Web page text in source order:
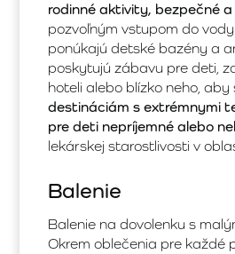
rodinné aktivity, bezpečné
pozvoľným vstupom do
ponúkajú detské bazény a
poskytujú zábavu pre deti,
hoteli alebo blízko neho,
destináciám s extrémnymi
pre deti nepríjemné alebo
lekárskej starostlivosti v
Balenie
Balenie na dovolenku s
Okrem oblečenia pre každé